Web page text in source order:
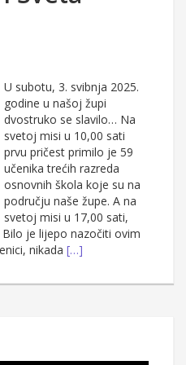
U subotu, 3. svibnja 2025.
godine u našoj župi
dvostruko se slavilo… Na
svetoj misi u 10,00 sati
prvu pričest primilo je 59
učenika trećih razreda
osnovnih škola koje su na
području naše župe. A na
svetoj misi u 17,00 sati,
je lijepo nazočiti ovim
nikada […]